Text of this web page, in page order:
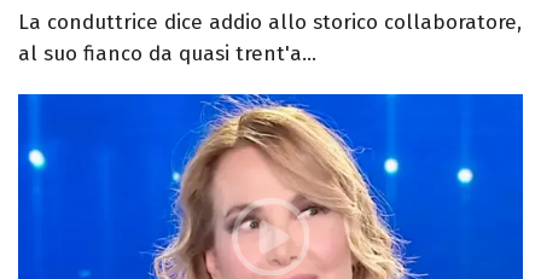
La conduttrice dice addio allo storico collaboratore,
al suo fianco da quasi trent'a...